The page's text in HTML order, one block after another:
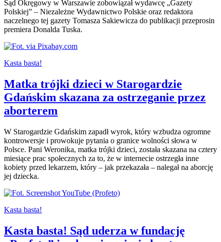
Sąd Okręgowy w Warszawie zobowiązał wydawcę „Gazety
Polskiej” – Niezależne Wydawnictwo Polskie oraz redaktora
naczelnego tej gazety Tomasza Sakiewicza do publikacji przeprosin
premiera Donalda Tuska.
Kasta basta!
Matka trójki dzieci w Starogardzie
Gdańskim skazana za ostrzeganie przez
aborterem
W Starogardzie Gdańskim zapadł wyrok, który wzbudza ogromne
kontrowersje i prowokuje pytania o granice wolności słowa w
Polsce. Pani Weronika, matka trójki dzieci, została skazana na cztery
miesiące prac społecznych za to, że w internecie ostrzegła inne
kobiety przed lekarzem, który – jak przekazała – nalegał na aborcję
jej dziecka.
Kasta basta!
Kasta basta! Sąd uderza w fundację